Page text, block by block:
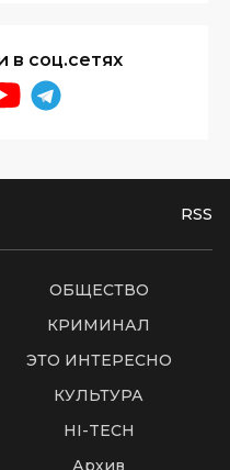
в соц.сетях
RSS
ОБЩЕСТВО
КРИМИНАЛ
ЭТО ИНТЕРЕСНО
КУЛЬТУРА
HI-TECH
Архив